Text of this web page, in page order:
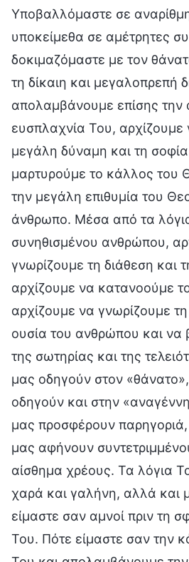
Υποβαλλόμαστε σε
υποκείμεθα σε αμέτρητες
δοκιμαζόμαστε με τον
τη δίκαιη και μεγαλοπρεπή
απολαμβάνουμε επίσης την
ευσπλαχνία Του, αρχίζουμε
μεγάλη δύναμη και τη
μαρτυρούμε το κάλλος του
την μεγάλη επιθυμία του
άνθρωπο. Μέσα από τα
συνηθισμένου ανθρώπου,
γνωρίζουμε τη διάθεση και
αρχίζουμε να κατανοούμε
αρχίζουμε να γνωρίζουμε
ουσία του ανθρώπου και να
της σωτηρίας και της
μας οδηγούν στον
οδηγούν και στην
μας προσφέρουν
μας αφήνουν
αίσθημα χρέους. Τα λόγια
χαρά και γαλήνη, αλλά και
είμαστε σαν αμνοί πριν τη
Του. Πότε είμαστε σαν την